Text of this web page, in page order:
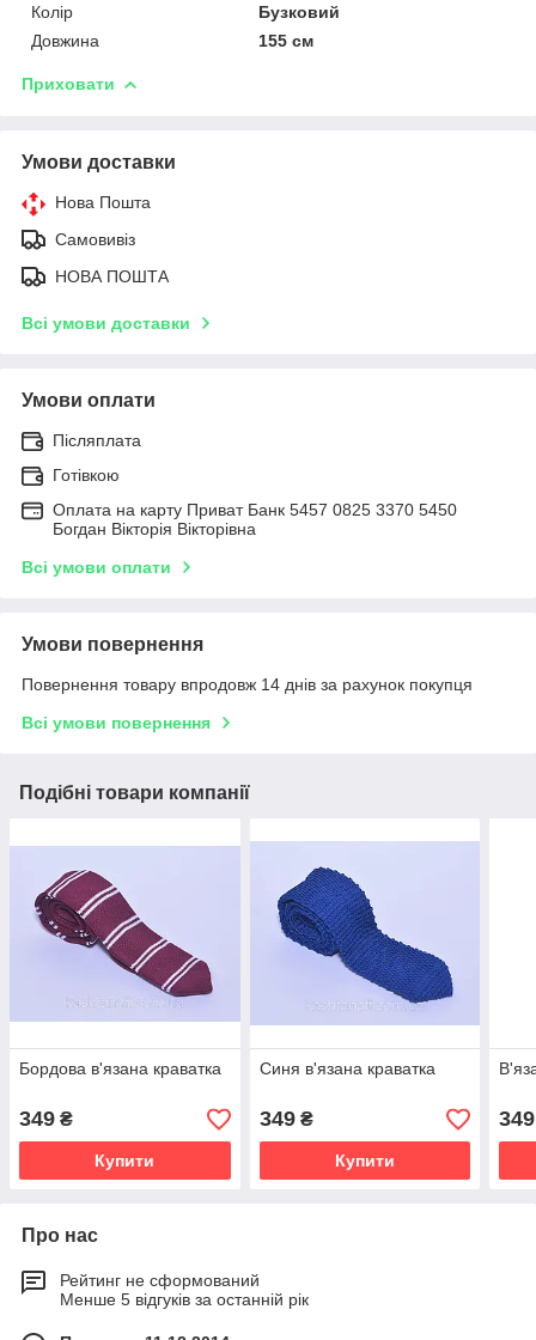
Колір
Бузковий
Довжина
155 см
Приховати
Умови доставки
Нова Пошта
Самовивіз
НОВА ПОШТА
Всі умови доставки
Умови оплати
Післяплата
Готівкою
Оплата на карту Приват Банк 5457 0825 3370 5450
Богдан Вікторія Вікторівна
Всі умови оплати
Умови повернення
Повернення товару впродовж 14 днів за рахунок покупця
Всі умови повернення
Подібні товари компанії
Бордова в'язана краватка
349 ₴
Купити
Синя в'язана краватка
349₴
Купити
349
Про нас
Рейтинг не сформований
Менше 5 відгуків за останній рік